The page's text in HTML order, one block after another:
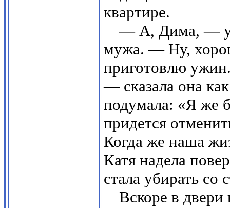
квартире.
— А, Дима, —
мужа. — Ну,
приготовлю
— сказала она
подумала: «Я же
придется
Когда же наша
Катя надела
стала убирать со
Вскоре в